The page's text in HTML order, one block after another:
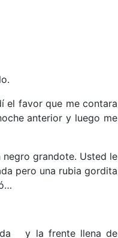
el favor que me contara
anterior y luego me
grandote. Usted le
pero una rubia gordita
y la frente llena de